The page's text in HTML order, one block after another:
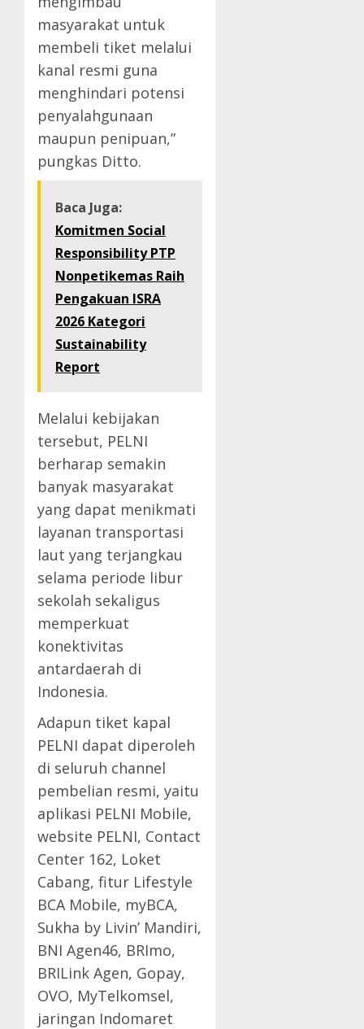
masyarakat untuk
membeli tiket melalui
kanal resmi guna
menghindari potensi
penyalahgunaan
maupun penipuan,”
pungkas Ditto.
Baca Juga:
Komitmen Social
Responsibility PTP
Nonpetikemas Raih
Pengakuan ISRA
2026 Kategori
Sustainability
Report
Melalui kebijakan
tersebut, PELNI
berharap semakin
banyak masyarakat
yang dapat menikmati
layanan transportasi
laut yang terjangkau
selama periode libur
sekolah sekaligus
memperkuat
konektivitas
antardaerah di
Indonesia.
Adapun tiket kapal
PELNI dapat diperoleh
di seluruh channel
pembelian resmi, yaitu
aplikasi PELNI Mobile,
website PELNI, Contact
Center 162, Loket
Cabang, fitur Lifestyle
BCA Mobile, myBCA,
Sukha by Livin’ Mandiri,
BNI Agen46, BRImo,
BRILink Agen, Gopay,
OVO, MyTelkomsel,
jaringan Indomaret